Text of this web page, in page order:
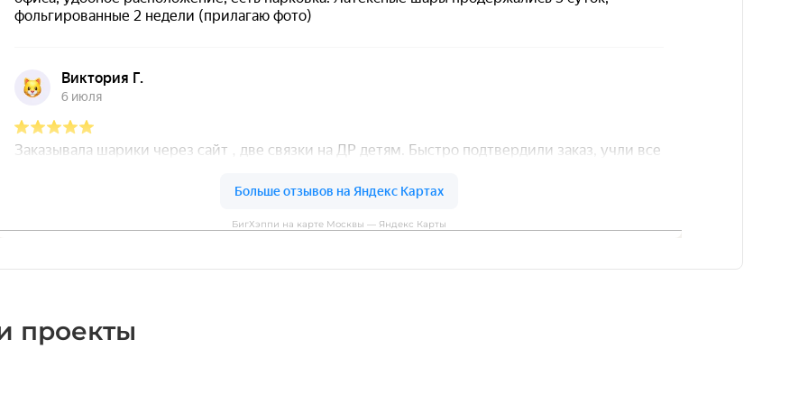
БигХэппи на карте Москвы — Яндекс Карты
проекты